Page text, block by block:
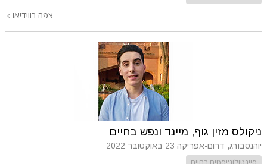
צפה בווידיאו
ניקולס מזין גוף, מיינד ונפש בחיים
יוהנסבורג, דרום-אפריקה 23 באוקטובר 2022